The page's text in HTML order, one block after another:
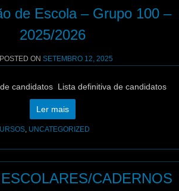
de Escola – Grupo 100 –
2025/2026
POSTED ON SETEMBRO 12, 2025
candidatos Lista definitiva de candidatos
Ler mais
, UNCATEGORIZED
CADERNOS